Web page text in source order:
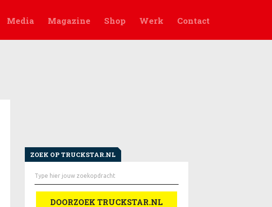
Media Magazine Shop Werk Contact
ZOEK OP TRUCKSTAR.NL
naar: